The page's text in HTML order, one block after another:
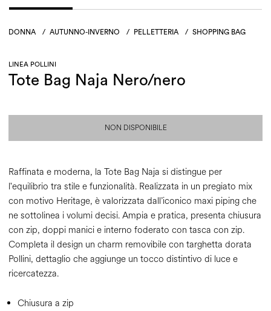
DONNA / AUTUNNO-INVERNO / PELLETTERIA / SHOPPING BAG
LINEA POLLINI
Tote Bag Naja Nero/nero
NON DISPONIBILE
Raffinata e moderna, la Tote Bag Naja si distingue per
l'equilibrio tra stile e funzionalità. Realizzata in un pregiato mix
con motivo Heritage, è valorizzata dall’iconico maxi piping che
ne sottolinea i volumi decisi. Ampia e pratica, presenta chiusura
con zip, doppi manici e interno foderato con tasca con zip.
Completa il design un charm removibile con targhetta dorata
Pollini, dettaglio che aggiunge un tocco distintivo di luce e
ricercatezza.
Chiusura a zip